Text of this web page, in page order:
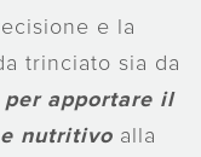
e la
trinciato sia da
apportare il
nutritivoalla